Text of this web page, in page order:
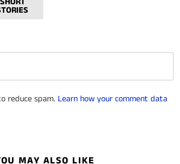
reduce spam. Learn how your comment data
MAY ALSO LIKE